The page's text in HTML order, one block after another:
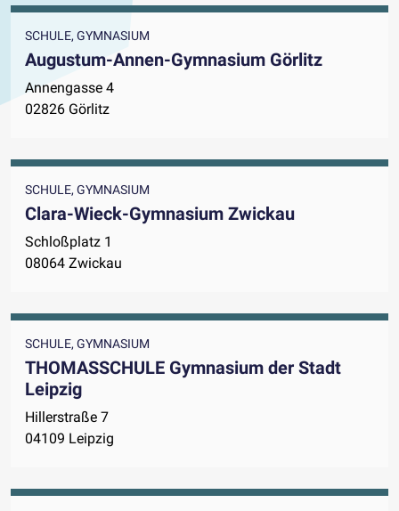
SCHULE, GYMNASIUM
Augustum-Annen-Gymnasium Görlitz
Annengasse 4
02826 Görlitz
SCHULE, GYMNASIUM
Clara-Wieck-Gymnasium Zwickau
Schloßplatz 1
08064 Zwickau
SCHULE, GYMNASIUM
THOMASSCHULE Gymnasium der Stadt
Leipzig
Hillerstraße 7
04109 Leipzig